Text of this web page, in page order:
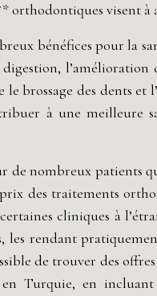
orthodontiques visent
bénéfices pour la
brossage des dents
à une meilleure
nombreux patients
des traitements
cliniques à
les rendant
de trouver des
Turquie, en